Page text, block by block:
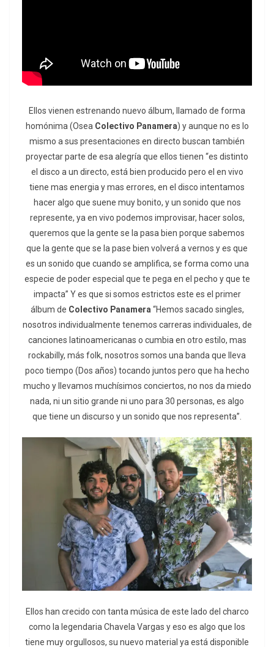
Ellos vienen estrenando nuevo álbum, llamado de forma
homónima (Osea Colectivo Panamera) y aunque no es lo
mismo a sus presentaciones en directo buscan también
proyectar parte de esa alegría que ellos tienen “es distinto
el disco a un directo, está bien producido pero el en vivo
tiene mas energia y mas errores, en el disco intentamos
hacer algo que suene muy bonito, y un sonido que nos
represente, ya en vivo podemos improvisar, hacer solos,
queremos que la gente se la pasa bien porque sabemos
que la gente que se la pase bien volverá a vernos y es que
es un sonido que cuando se amplifica, se forma como una
especie de poder especial que te pega en el pecho y que te
impacta” Y es que si somos estrictos este es el primer
álbum de Colectivo Panamera “Hemos sacado singles,
nosotros individualmente tenemos carreras individuales, de
canciones latinoamericanas o cumbia en otro estilo, mas
rockabilly, más folk, nosotros somos una banda que lleva
poco tiempo (Dos años) tocando juntos pero que ha hecho
mucho y llevamos muchísimos conciertos, no nos da miedo
nada, ni un sitio grande ni uno para 30 personas, es algo
que tiene un discurso y un sonido que nos representa”.
Ellos han crecido con tanta música de este lado del charco
como la legendaria Chavela Vargas y eso es algo que los
tiene muy orgullosos, su nuevo material ya está disponible